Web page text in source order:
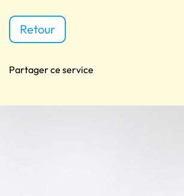
Retour
Partager ce service